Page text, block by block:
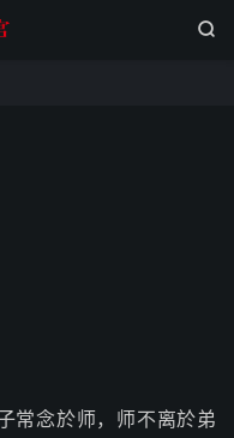

常念於师，师不离於弟